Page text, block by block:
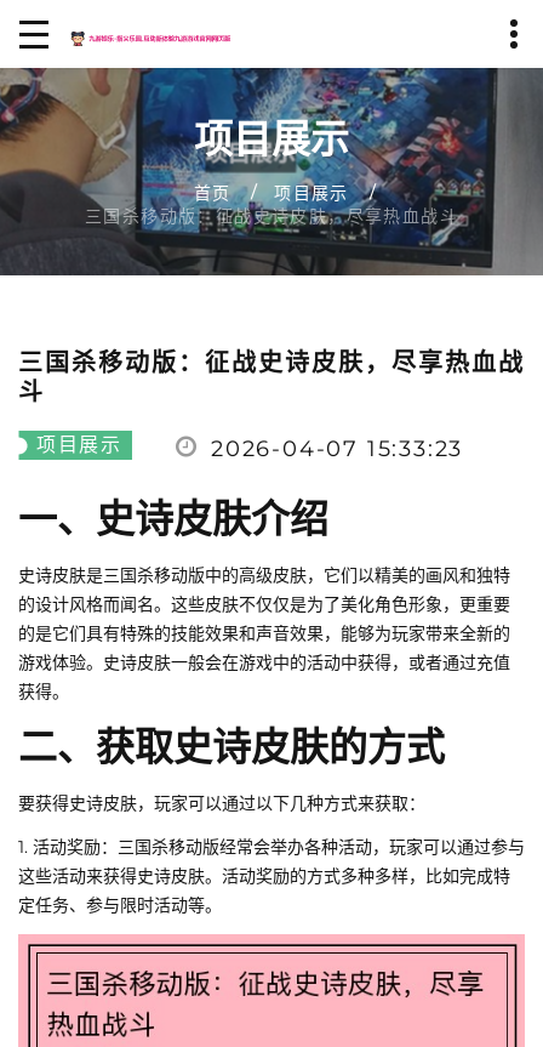
项目展示
首页
项目展示
三国杀移动版：征战史诗皮肤，尽享热血战斗
三国杀移动版：征战史诗皮肤，尽享热血战
斗
项目展示 2026-04-07 15:33:23
一、史诗皮肤介绍
史诗皮肤是三国杀移动版中的高级皮肤，它们以精美的画风和独特
的设计风格而闻名。这些皮肤不仅仅是为了美化角色形象，更重要
的是它们具有特殊的技能效果和声音效果，能够为玩家带来全新的
游戏体验。史诗皮肤一般会在游戏中的活动中获得，或者通过充值
获得。
二、获取史诗皮肤的方式
要获得史诗皮肤，玩家可以通过以下几种方式来获取：
1. 活动奖励：三国杀移动版经常会举办各种活动，玩家可以通过参与
这些活动来获得史诗皮肤。活动奖励的方式多种多样，比如完成特
定任务、参与限时活动等。